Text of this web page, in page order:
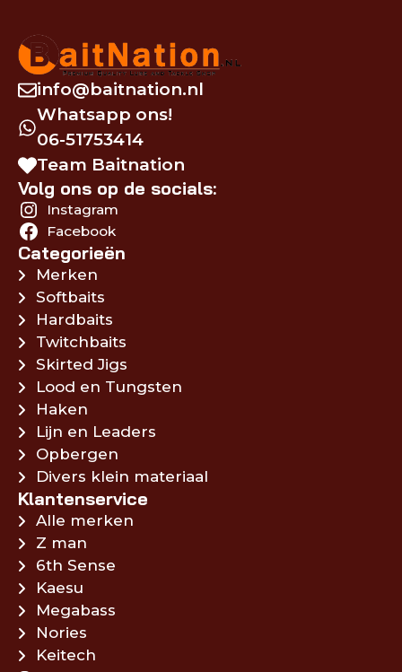
info@baitnation.nl
Whatsapp ons!
06-51753414
Team Baitnation
Volg ons op de socials:
Instagram
Facebook
Categorieën
Merken
Softbaits
Hardbaits
Twitchbaits
Skirted Jigs
Lood en Tungsten
Haken
Lijn en Leaders
Opbergen
Divers klein materiaal
Klantenservice
Alle merken
Z man
6th Sense
Kaesu
Megabass
Nories
Keitech